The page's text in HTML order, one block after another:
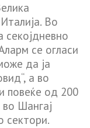
Во
секојдневно
се огласи
да ја
а во
повеќе од 200
Шангај
сектори.